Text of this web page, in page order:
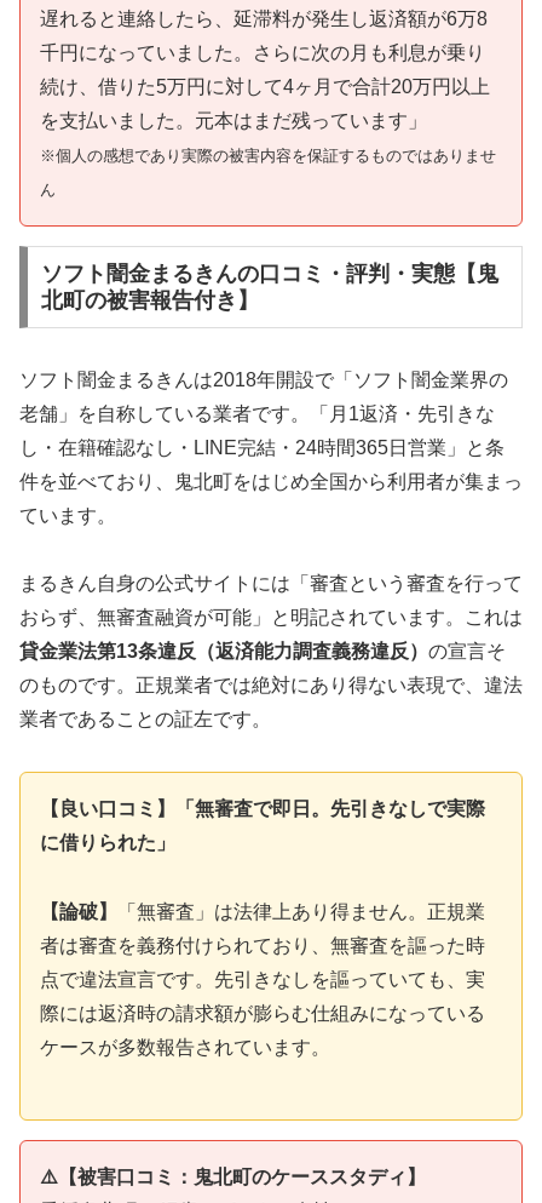
遅れると連絡したら、延滞料が発生し返済額が6万8
千円になっていました。さらに次の月も利息が乗り
続け、借りた5万円に対して4ヶ月で合計20万円以上
を支払いました。元本はまだ残っています」
※個人の感想であり実際の被害内容を保証するものではありませ
ん
ソフト闇金まるきんの口コミ・評判・実態【鬼
北町の被害報告付き】
ソフト闇金まるきんは2018年開設で「ソフト闇金業界の
老舗」を自称している業者です。「月1返済・先引きな
し・在籍確認なし・LINE完結・24時間365日営業」と条
件を並べており、鬼北町をはじめ全国から利用者が集まっ
ています。
まるきん自身の公式サイトには「審査という審査を行って
おらず、無審査融資が可能」と明記されています。これは
貸金業法第13条違反（返済能力調査義務違反） の宣言そ
のものです。正規業者では絶対にあり得ない表現で、違法
業者であることの証左です。
【良い口コミ】「無審査で即日。先引きなしで実際
に借りられた」
【論破】
「無審査」は法律上あり得ません。正規業
者は審査を義務付けられており、無審査を謳った時
点で違法宣言です。先引きなしを謳っていても、実
際には返済時の請求額が膨らむ仕組みになっている
ケースが多数報告されています。
⚠️【被害口コミ：鬼北町のケーススタディ】